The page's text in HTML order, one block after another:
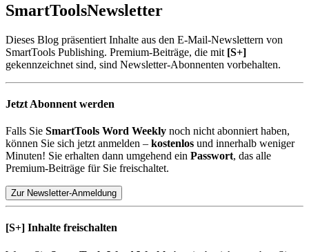
SmartToolsNewsletter
Dieses Blog präsentiert Inhalte aus den E-Mail-Newslettern von
SmartTools Publishing. Premium-Beiträge, die mit [S+]
gekennzeichnet sind, sind Newsletter-Abonnenten vorbehalten.
Jetzt Abonnent werden
Falls Sie SmartTools Word Weekly noch nicht abonniert haben,
können Sie sich jetzt anmelden – kostenlos und innerhalb weniger
Minuten! Sie erhalten dann umgehend ein Passwort, das alle
Premium-Beiträge für Sie freischaltet.
Zur Newsletter-Anmeldung
[S+] Inhalte freischalten